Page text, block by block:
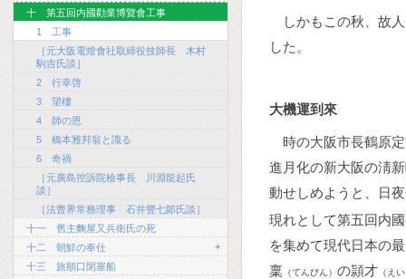
十 第五回内國勸業博覽會工事
1 工事
［元大阪電燈會社取締役技師長 木村
駒吉氏談］
2 行幸啓
3 望樓
4 師の恩
5 橋本雅邦翁と識る
6 奇禍
［元廣島控訴院檢事長 川淵龍起氏
談］
［法曹界常務理事 石井豐七郞氏談］
十一 舊主麴屋又兵衛氏の死
十二 朝鮮の奉仕
+
十三 旅順口閉塞船
しかもこの秋、故
した。
大機運到來
時の大阪市長鶴原
進月化の新大阪の淸
動せしめようと、日
現れとして第五回内
を集めて現代日本の
稟 （てんぴん） の頴才 （え